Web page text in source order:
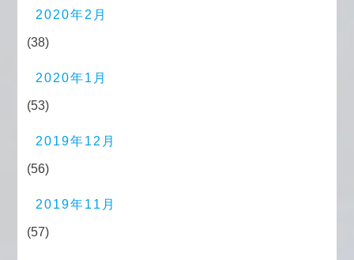
2020年2月
(38)
2020年1月
(53)
2019年12月
(56)
2019年11月
(57)